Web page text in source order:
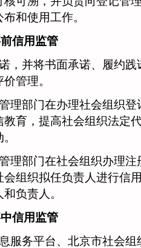
和使用工作。
信用监管
，并将书面承诺、履约践
管理。
理部门在办理社会组织登
育，提高社会组织法定
理部门在社会组织办理
组织拟任负责人进行信
负责人。
信用监管
服务平台、北京市社会